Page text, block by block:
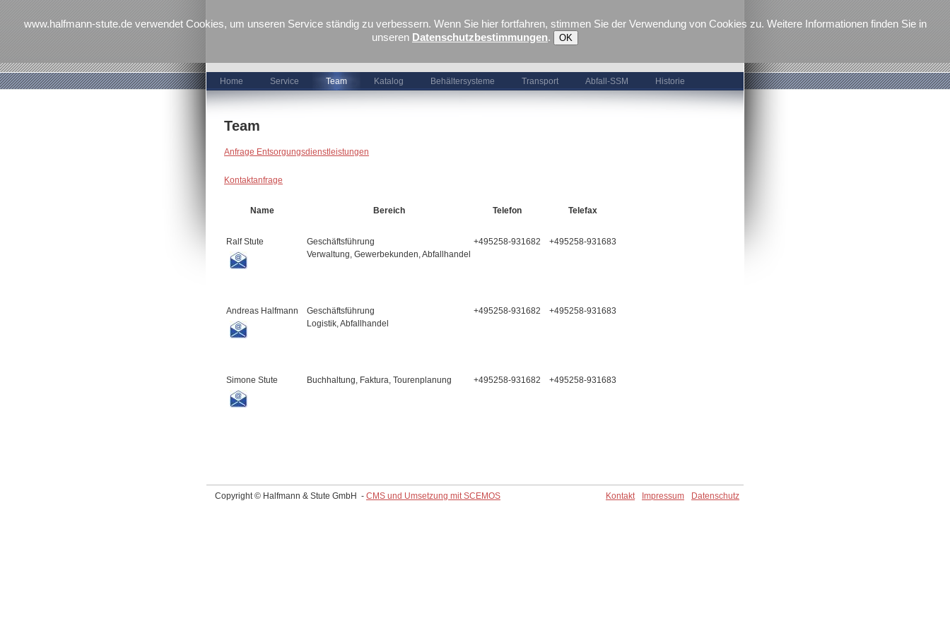
Home Service Team Katalog Behältersysteme Transport Abfall-SSM Historie
Team
Anfrage Entsorgungsdienstleistungen
Kontaktanfrage
Name Bereich Telefon Telefax
Ralf Stute
Geschäftsführung
Verwaltung, Gewerbekunden, Abfallhandel
+495258-931682 +495258-931683
Andreas Halfmann
Geschäftsführung
Logistik, Abfallhandel
+495258-931682 +495258-931683
Simone Stute Buchhaltung, Faktura, Tourenplanung +495258-931682 +495258-931683
Copyright © Halfmann & Stute GmbH - CMS und Umsetzung mit SCEMOS Kontakt Impressum Datenschutz
www.halfmann-stute.de verwendet Cookies, um unseren Service ständig zu verbessern. Wenn Sie hier fortfahren, stimmen Sie der Verwendung von Cookies zu. Weitere Informationen finden Sie in
unseren Datenschutzbestimmungen. OK